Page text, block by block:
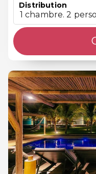
Distribution
1 chambre. 2